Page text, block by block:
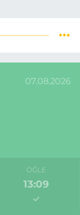
07.08.2026
ÖĞLE
13:09